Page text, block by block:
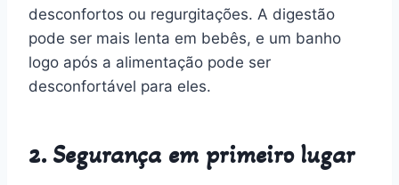
desconfortos ou regurgitações. A digestão
pode ser mais lenta em bebês, e um banho
logo após a alimentação pode ser
desconfortável para eles.
2. Segurança em primeiro lugar